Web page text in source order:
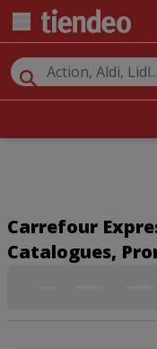
Carrefour
Catalogues,